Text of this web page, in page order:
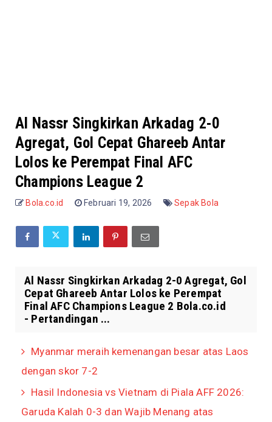
Al Nassr Singkirkan Arkadag 2-0
Agregat, Gol Cepat Ghareeb Antar
Lolos ke Perempat Final AFC
Champions League 2
Bola.co.id Februari 19, 2026 Sepak Bola
Al Nassr Singkirkan Arkadag 2-0 Agregat, Gol
Cepat Ghareeb Antar Lolos ke Perempat
Final AFC Champions League 2 Bola.co.id
- Pertandingan ...
Myanmar meraih kemenangan besar atas Laos
dengan skor 7-2
Hasil Indonesia vs Vietnam di Piala AFF 2026:
Garuda Kalah 0-3 dan Wajib Menang atas